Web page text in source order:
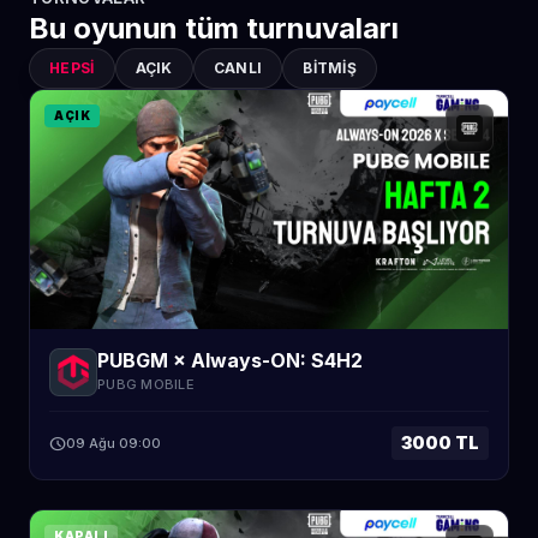
Bu oyunun tüm turnuvaları
HEPSI AÇIK CANLI BITMIŞ
AÇIK
PUBGM × Always-ON: S4H2
PUBG MOBILE
schedule09 Ağu 09:00 3000 TL